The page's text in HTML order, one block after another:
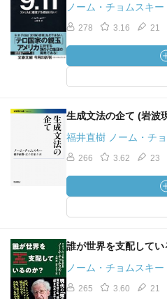
ノーム・チョムスキ
278 3.16 21
生成文法の企て (岩波
福井直樹 ノーム・チ
266 3.62 23
誰が世界を支配してい
ノーム・チョムスキ
265 3.60 21